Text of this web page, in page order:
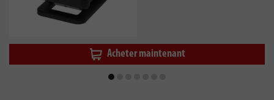
Acheter maintenant